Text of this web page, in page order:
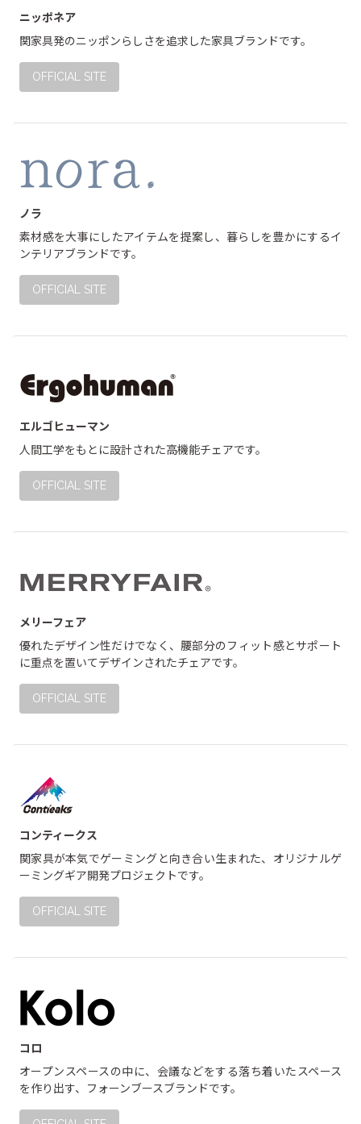
ニッポネア
関家具発のニッポンらしさを追求した家具ブランドです。
OFFICIAL SITE
ノラ
素材感を大事にしたアイテムを提案し、暮らしを豊かにするイ
ンテリアブランドです。
OFFICIAL SITE
エルゴヒューマン
人間工学をもとに設計された高機能チェアです。
OFFICIAL SITE
メリーフェア
優れたデザイン性だけでなく、腰部分のフィット感とサポート
に重点を置いてデザインされたチェアです。
OFFICIAL SITE
コンティークス
関家具が本気でゲーミングと向き合い生まれた、オリジナルゲ
ーミングギア開発プロジェクトです。
OFFICIAL SITE
コロ
オープンスペースの中に、会議などをする落ち着いたスペース
を作り出す、フォーンブースブランドです。